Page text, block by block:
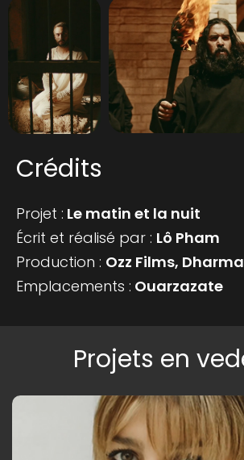
Crédits
Projet : Le matin et la nuit
Écrit et réalisé par : Lô Pham
Production : Ozz Films,
Emplacements : Ouarzazate
Projets en